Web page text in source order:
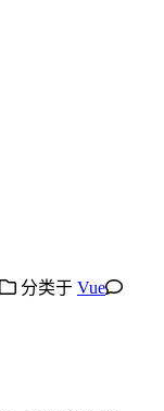
分类于 Vue